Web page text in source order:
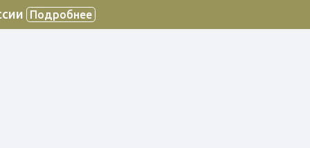
Подробнее